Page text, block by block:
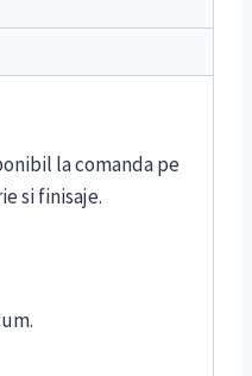
la comanda pe
si finisaje.